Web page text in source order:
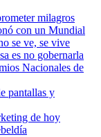
milagros
con un Mundial
se ve, se vive
es no gobernarla
Nacionales de
pantallas y
de hoy